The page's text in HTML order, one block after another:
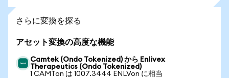
さらに変換を探る
アセット変換の高度な機能
Camtek (Ondo Tokenized) から Enlivex
Therapeutics (Ondo Tokenized)
1 CAMTon は 1007.3444 ENLVon に相当